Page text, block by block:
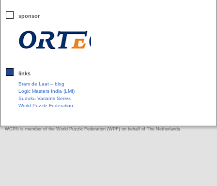
sponsor
links
Bram de Laat – blog
Logic Masters India (LMI)
Sudoku Variants Series
World Puzzle Federation
WCPN is member of the World Puzzle Federation (WPF) on behalf of The Netherlands.